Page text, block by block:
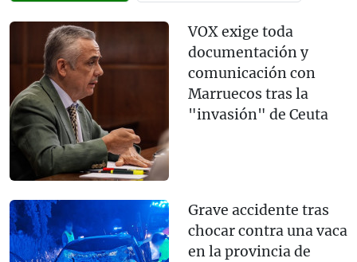
VOX exige toda
documentación y
comunicación con
Marruecos tras la
"invasión" de Ceuta
Grave accidente tras
chocar contra una vaca
en la provincia de